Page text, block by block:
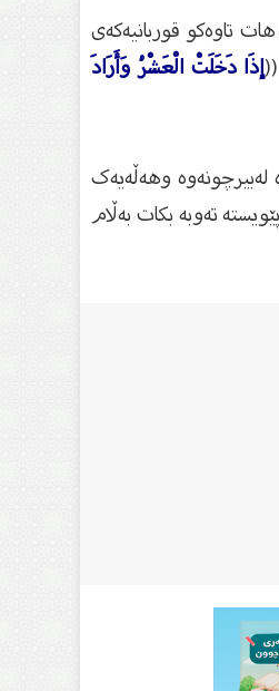
تاوەکو قوربانیەکەی
إذَا دَخَلَتْ الْعَشْرُ وَأَرَادَ
وهەڵەیەک
تەوبە بکات بەڵام